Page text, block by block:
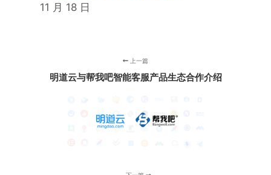
11 月 18 日
上一篇
明道云与帮我吧智能客服产品生态合作介绍